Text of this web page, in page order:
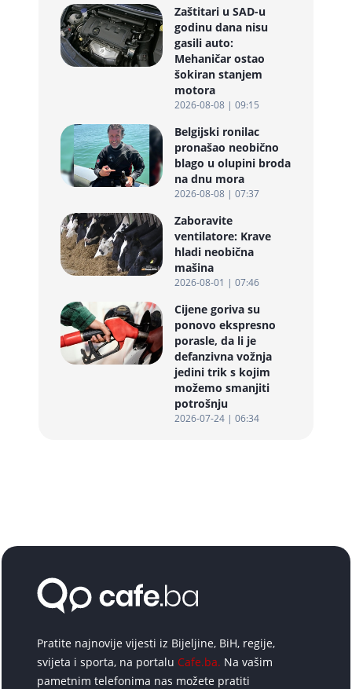
Zaštitari u SAD-u
godinu dana nisu
gasili auto:
Mehaničar ostao
šokiran stanjem
motora
2026-08-08 | 09:15
Belgijski ronilac
pronašao neobično
blago u olupini broda
na dnu mora
2026-08-08 | 07:37
Zaboravite
ventilatore: Krave
hladi neobična
mašina
2026-08-01 | 07:46
Cijene goriva su
ponovo ekspresno
porasle, da li je
defanzivna vožnja
jedini trik s kojim
možemo smanjiti
potrošnju
2026-07-24 | 06:34
Pratite najnovije vijesti iz Bijeljine, BiH, regije,
svijeta i sporta, na portalu Cafe.ba. Na vašim
pametnim telefonima nas možete pratiti